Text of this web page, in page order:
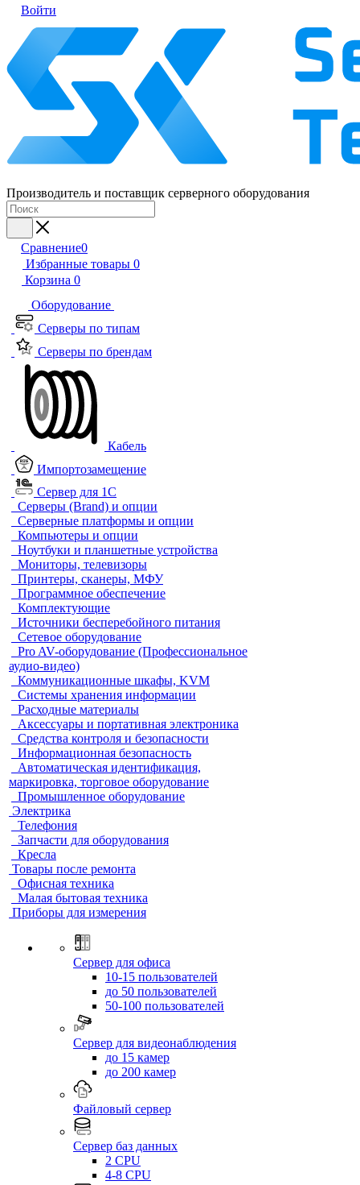
Войти
Производитель и поставщик серверного оборудования
Сравнение0
Избранные товары 0
Корзина 0
Оборудование
Серверы по типам
Серверы по брендам
Кабель
Импортозамещение
Сервер для 1С
Серверы (Brand) и опции
Серверные платформы и опции
Компьютеры и опции
Ноутбуки и планшетные устройства
Мониторы, телевизоры
Принтеры, сканеры, МФУ
Программное обеспечение
Комплектующие
Источники бесперебойного питания
Сетевое оборудование
Pro AV-оборудование (Профессиональное
аудио-видео)
Коммуникационные шкафы, KVM
Системы хранения информации
Расходные материалы
Аксессуары и портативная электроника
Средства контроля и безопасности
Информационная безопасность
Автоматическая идентификация,
маркировка, торговое оборудование
Промышленное оборудование
Электрика
Телефония
Запчасти для оборудования
Кресла
Товары после ремонта
Офисная техника
Малая бытовая техника
Приборы для измерения
Сервер для офиса
10-15 пользователей
до 50 пользователей
50-100 пользователей
Сервер для видеонаблюдения
до 15 камер
до 200 камер
Файловый сервер
Сервер баз данных
2 CPU
4-8 CPU